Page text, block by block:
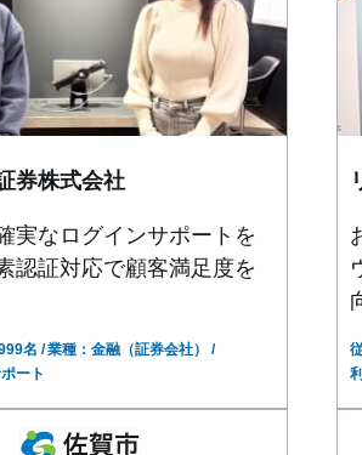
券株式会社
実なログインサポートを
認証対応で顧客満足度を
名
業種：金融（証券会社）
ート